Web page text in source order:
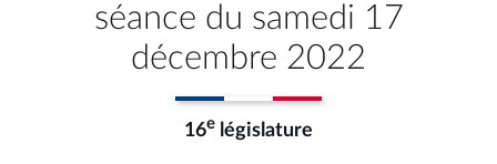
séance du samedi 17
décembre 2022
16e législature